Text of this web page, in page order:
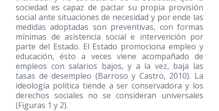
sociedad es capaz de pactar su propia provisión
social ante situaciones de necesidad y por ende las
medidas adoptadas son preventivas, con formas
mínimas de asistencia social e intervención por
parte del Estado. El Estado promociona empleo y
educación, ésto a veces viene acompañado de
empleos con salarios bajos, y a la vez, baja las
tasas de desempleo (Barroso y Castro, 2010). La
ideología política tiende a ser conservadora y los
derechos sociales no se consideran universales
(Figuras 1 y 2).